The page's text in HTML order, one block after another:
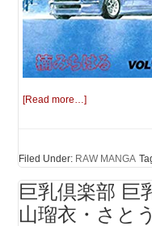
[Read more…]
Filed Under: RAW MANGA
巨乳倶楽部 巨
山瑠衣・さと